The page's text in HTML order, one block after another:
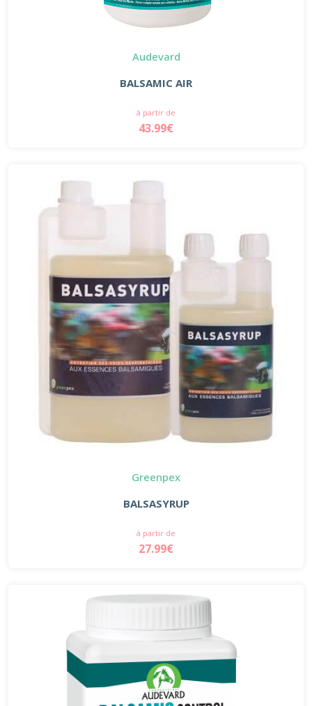
Audevard
BALSAMIC AIR
à partir de
43.99€
Greenpex
BALSASYRUP
à partir de
27.99€